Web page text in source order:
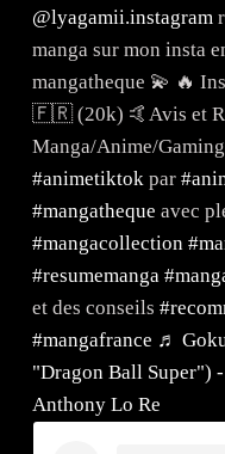
@lyagamii.instagram
manga sur mon
mangatheque 💫 🔥
🇫🇷 (20k) 🤙Avis et
Manga/Anime/
#animetiktok par
#mangatheque avec
#mangacollection
#resumemanga
et des conseils
#mangafrance ♬
"Dragon Ball Super")
Anthony Lo Re